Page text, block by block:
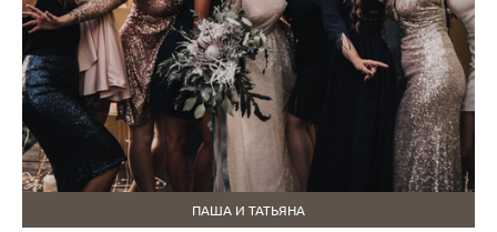
ПАША И ТАТЬЯНА